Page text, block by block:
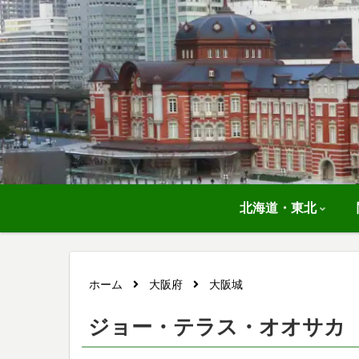
北海道・東北
ホーム 大阪府 大阪城
ジョー・テラス・オオサカ